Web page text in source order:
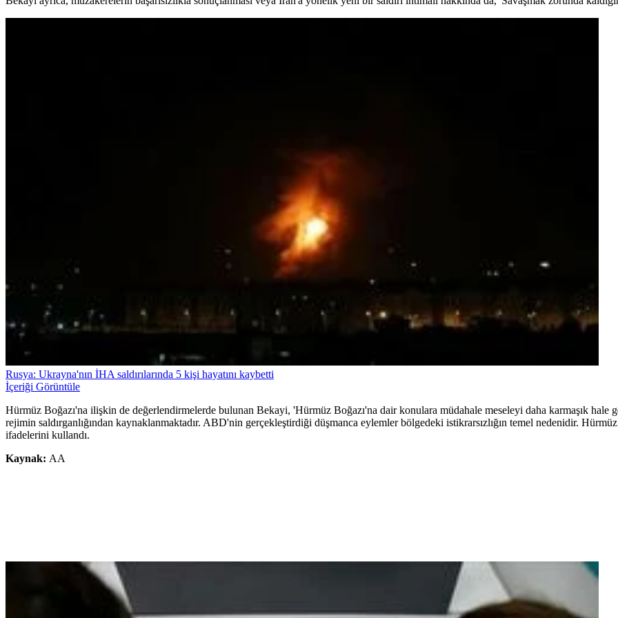
Rusya: Ukrayna'nın İHA saldırılarında 5 kişi hayatını kaybetti
İçeriği Görüntüle
Hürmüz Boğazı'na ilişkin de değerlendirmelerde bulunan Bekayi, 'Hürmüz Boğazı'na dair konulara müdahale meseleyi daha karmaşık
rejimin saldırganlığından kaynaklanmaktadır. ABD'nin gerçekleştirdiği düşmanca eylemler bölgedeki istikrarsızlığın temel nedenidir. Hürmüz
ifadelerini kullandı.
Kaynak: AA